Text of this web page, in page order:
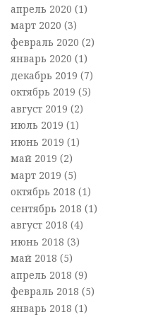
апрель 2020 (1)
март 2020 (3)
февраль 2020 (2)
январь 2020 (1)
декабрь 2019 (7)
октябрь 2019 (5)
август 2019 (2)
июль 2019 (1)
июнь 2019 (1)
май 2019 (2)
март 2019 (5)
октябрь 2018 (1)
сентябрь 2018 (1)
август 2018 (4)
июнь 2018 (3)
май 2018 (5)
апрель 2018 (9)
февраль 2018 (5)
январь 2018 (1)